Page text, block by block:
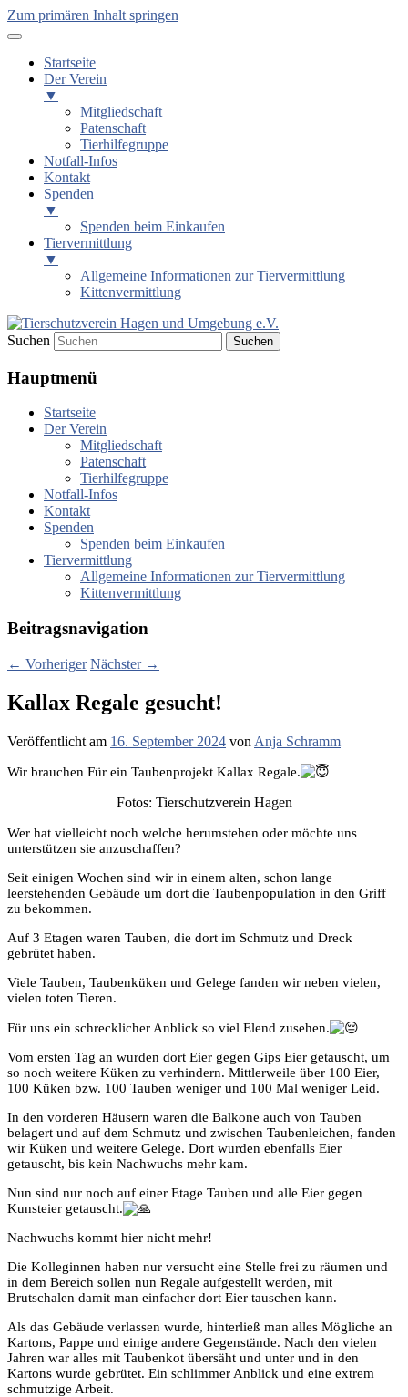
Zum primären Inhalt springen
Startseite
Der Verein
▼
Mitgliedschaft
Patenschaft
Tierhilfegruppe
Notfall-Infos
Kontakt
Spenden
▼
Spenden beim Einkaufen
Tiervermittlung
▼
Allgemeine Informationen zur Tiervermittlung
Kittenvermittlung
Tierschutzverein Hagen und
Umgebung e.V.
Suchen
Hauptmenü
Startseite
Der Verein
Mitgliedschaft
Patenschaft
Tierhilfegruppe
Notfall-Infos
Kontakt
Spenden
Spenden beim Einkaufen
Tiervermittlung
Allgemeine Informationen zur Tiervermittlung
Kittenvermittlung
Beitragsnavigation
← Vorheriger Nächster →
Kallax Regale gesucht!
Veröffentlicht am 16. September 2024 von Anja Schramm
Wir brauchen Für ein Taubenprojekt Kallax Regale.
Fotos: Tierschutzverein Hagen
Wer hat vielleicht noch welche herumstehen oder möchte uns
unterstützen sie anzuschaffen?
Seit einigen Wochen sind wir in einem alten, schon lange
leerstehenden Gebäude um dort die Taubenpopulation in den Griff
zu bekommen.
Auf 3 Etagen waren Tauben, die dort im Schmutz und Dreck
gebrütet haben.
Viele Tauben, Taubenküken und Gelege fanden wir neben vielen,
vielen toten Tieren.
Für uns ein schrecklicher Anblick so viel Elend zusehen.
Vom ersten Tag an wurden dort Eier gegen Gips Eier getauscht, um
so noch weitere Küken zu verhindern. Mittlerweile über 100 Eier,
100 Küken bzw. 100 Tauben weniger und 100 Mal weniger Leid.
In den vorderen Häusern waren die Balkone auch von Tauben
belagert und auf dem Schmutz und zwischen Taubenleichen, fanden
wir Küken und weitere Gelege. Dort wurden ebenfalls Eier
getauscht, bis kein Nachwuchs mehr kam.
Nun sind nur noch auf einer Etage Tauben und alle Eier gegen
Kunsteier getauscht.
Nachwuchs kommt hier nicht mehr!
Die Kolleginnen haben nur versucht eine Stelle frei zu räumen und
in dem Bereich sollen nun Regale aufgestellt werden, mit
Brutschalen damit man einfacher dort Eier tauschen kann.
Als das Gebäude verlassen wurde, hinterließ man alles Mögliche an
Kartons, Pappe und einige andere Gegenstände. Nach den vielen
Jahren war alles mit Taubenkot übersäht und unter und in den
Kartons wurde gebrütet. Ein schlimmer Anblick und eine extrem
schmutzige Arbeit.